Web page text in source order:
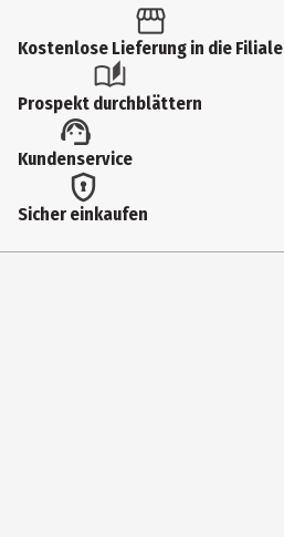
Produkttyp
Hersteller
Giorgio Janeke Srl
Herstelleradresse
Kostenlose Lieferung in die Filiale
Prospekt durchblättern
Kundenservice
Sicher einkaufen